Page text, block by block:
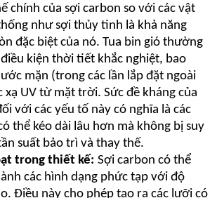
chính của sợi carbon so với các vật
như sợi thủy tinh là khả năng
đặc biệt của nó. Tua bin gió thường
kiện thời tiết khắc nghiệt, bao
mặn (trong các lần lắp đặt ngoài
xạ UV từ mặt trời. Sức đề kháng của
với các yếu tố này có nghĩa là các
thể kéo dài lâu hơn mà không bị suy
suất bảo trì và thay thế.
trong thiết kế: Sợi carbon có thể
các hình dạng phức tạp với độ
Điều này cho phép tạo ra các lưỡi có